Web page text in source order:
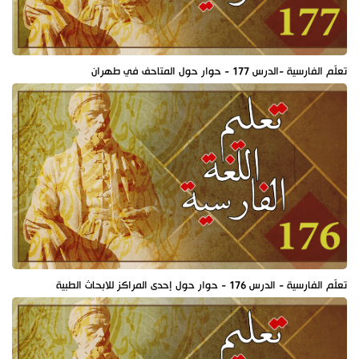
تعلّم الفارسية -الدرس 177 - حوار حول المتاحف في طهران
تعلّم الفارسية - الدرس 176 - حوار حول إحدى المراكز للابحاث الطبية